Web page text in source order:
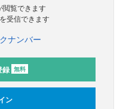
閲覧できます
受信できます
ナンバー
録 無料
ン